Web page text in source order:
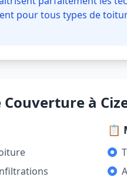
pour tous types de
Couverture à
📋